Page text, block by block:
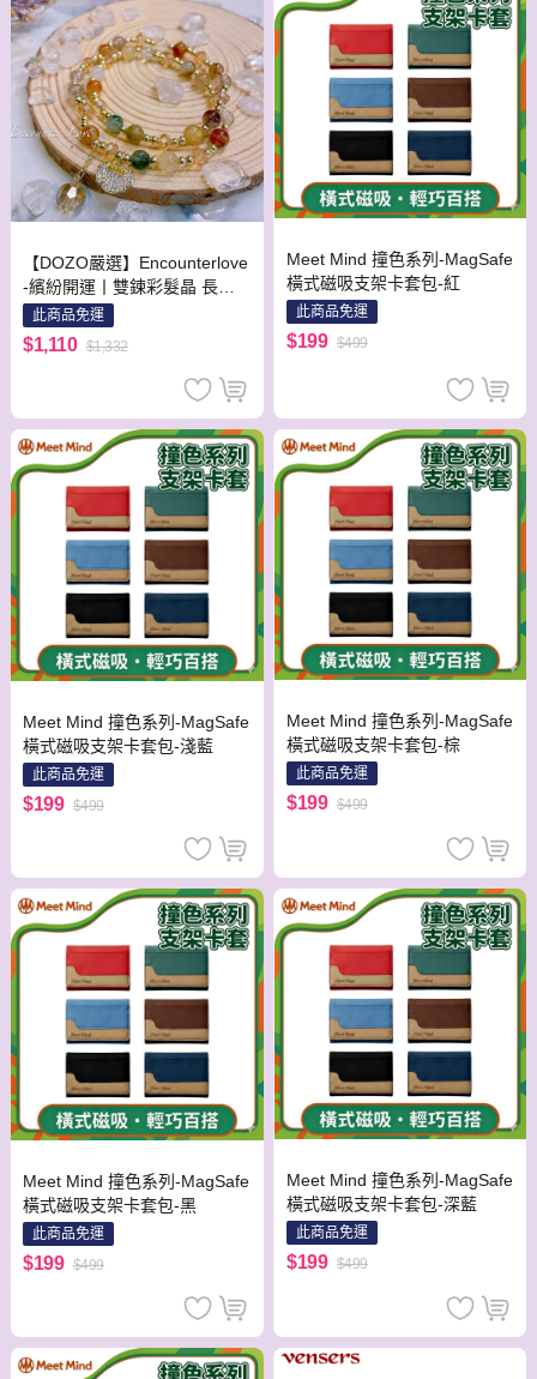
【DOZO嚴選】Encounterlove
-繽紛開運丨雙鍊彩髮晶 長命
鎖 健康事業強運
此商品免運
$1,110 $1,332
Meet Mind 撞色系列-MagSafe
橫式磁吸支架卡套包-紅
此商品免運
$199 $499
Meet Mind 撞色系列-MagSafe
橫式磁吸支架卡套包-淺藍
此商品免運
$199 $499
Meet Mind 撞色系列-MagSafe
橫式磁吸支架卡套包-棕
此商品免運
$199 $499
Meet Mind 撞色系列-MagSafe
橫式磁吸支架卡套包-黑
此商品免運
$199 $499
Meet Mind 撞色系列-MagSafe
橫式磁吸支架卡套包-深藍
此商品免運
$199 $499